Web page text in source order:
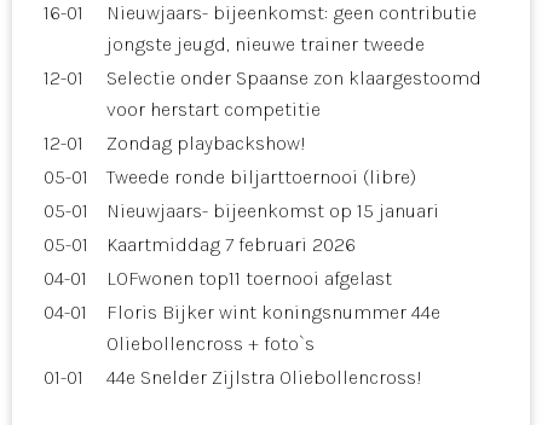
16-01
Nieuwjaars- bijeenkomst: geen contributie
jongste jeugd, nieuwe trainer tweede
12-01
Selectie onder Spaanse zon klaargestoomd
voor herstart competitie
12-01
Zondag playbackshow!
05-01
Tweede ronde biljarttoernooi (libre)
05-01
Nieuwjaars- bijeenkomst op 15 januari
05-01
Kaartmiddag 7 februari 2026
04-01
LOFwonen top11 toernooi afgelast
04-01
Floris Bijker wint koningsnummer 44e
Oliebollencross + foto`s
01-01
44e Snelder Zijlstra Oliebollencross!